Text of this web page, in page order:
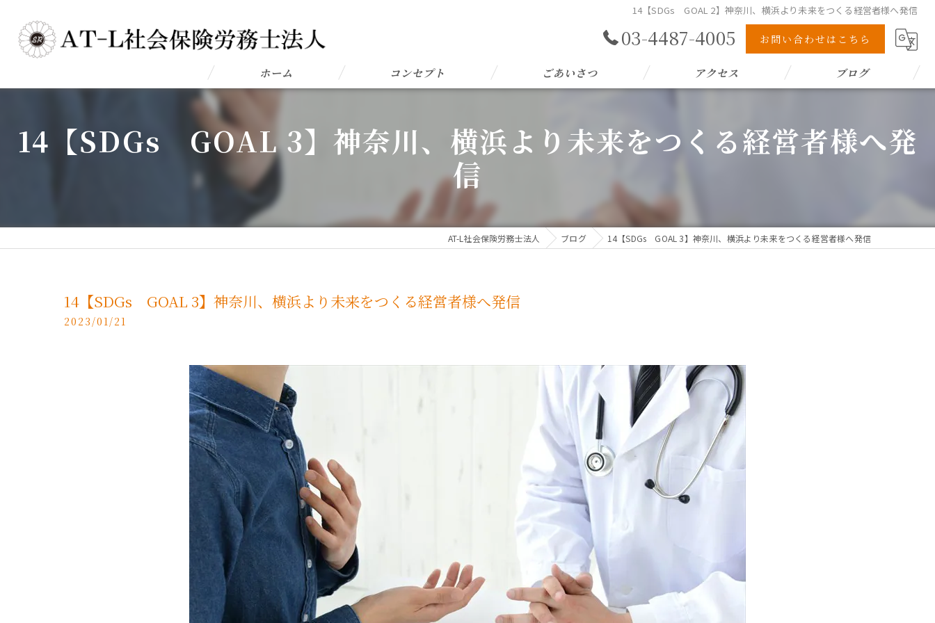
14【SDGs GOAL 2】神奈川、横浜より未来をつくる経営者様へ発信
03-4487-4005 お問い合わせはこちら
ホーム コンセプト ごあいさつ アクセス ブログ
14【SDGs GOAL 3】神奈川、横浜より未来をつくる経営者様へ発
信
AT-L社会保険労務士法人 ブログ 14【SDGs GOAL 3】神奈川、横浜より未来をつくる経営者様へ発信
14【SDGs GOAL 3】神奈川、横浜より未来をつくる経営者様へ発信
2023/01/21